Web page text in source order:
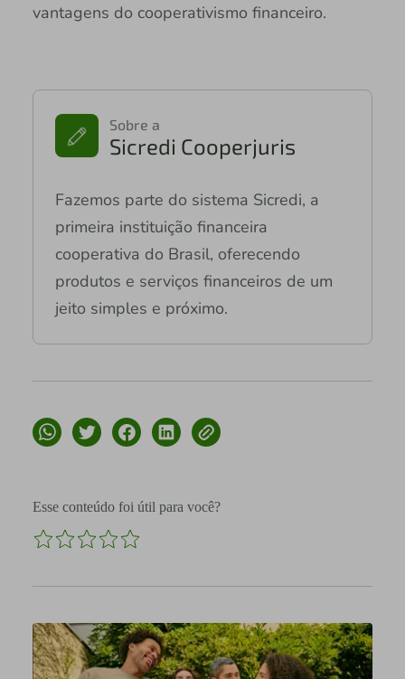
vantagens do cooperativismo financeiro.
Sobre a
Sicredi Cooperjuris
Fazemos parte do sistema Sicredi, a
primeira instituição financeira
cooperativa do Brasil, oferecendo
produtos e serviços financeiros de um
jeito simples e próximo.
Esse conteúdo foi útil para você?